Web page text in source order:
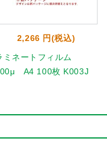
2,266 円(税込)
ミネートフィルム
A4 100枚 K003J